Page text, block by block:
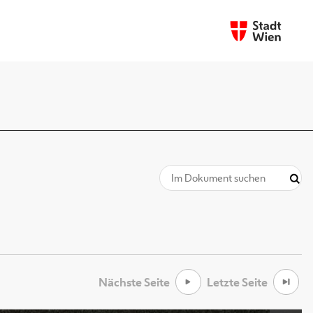
Nächste Seite Letzte Seite